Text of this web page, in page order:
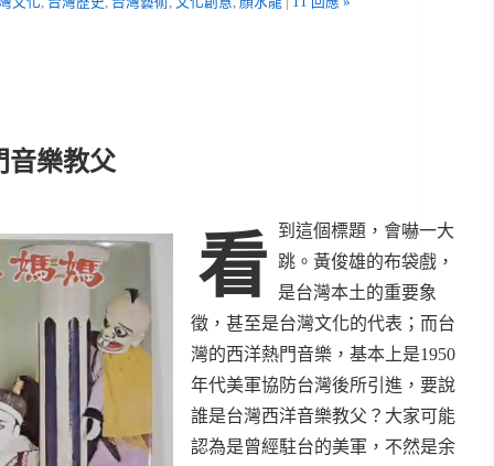
音樂教父
看
到這個標題，會嚇一大
跳。黃俊雄的布袋戲，
是台灣本土的重要象
徵，甚至是台灣文化的代表；而台
灣的西洋熱門音樂，基本上是1950
年代美軍協防台灣後所引進，要說
誰是台灣西洋音樂教父？大家可能
認為是曾經駐台的美軍，不然是余